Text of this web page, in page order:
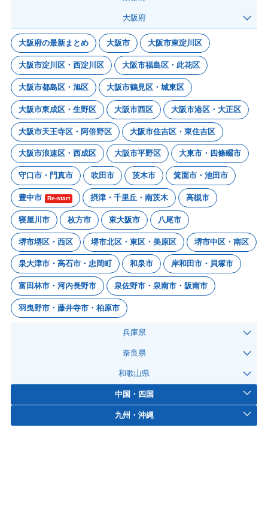
大阪府
大阪府の最新まとめ 大阪市 大阪市東淀川区
大阪市淀川区・西淀川区 大阪市福島区・此花区
大阪市都島区・旭区 大阪市鶴見区・城東区
大阪市東成区・生野区 大阪市西区 大阪市港区・大正区
大阪市天王寺区・阿倍野区 大阪市住吉区・東住吉区
大阪市浪速区・西成区 大阪市平野区 大東市・四條畷市
守口市・門真市 吹田市 茨木市 箕面市・池田市
豊中市 Re-start 摂津・千里丘・南茨木 高槻市
寝屋川市 枚方市 東大阪市 八尾市
堺市堺区・西区 堺市北区・東区・美原区 堺市中区・南区
泉大津市・高石市・忠岡町 和泉市 岸和田市・貝塚市
富田林市・河内長野市 泉佐野市・泉南市・阪南市
羽曳野市・藤井寺市・柏原市
兵庫県
奈良県
和歌山県
中国・四国
九州・沖縄